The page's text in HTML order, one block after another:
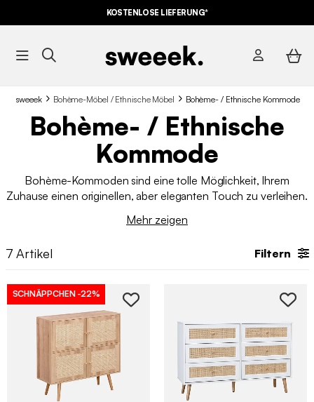
KOSTENLOSE LIEFERUNG*
sweeek Bohème-Möbel / Ethnische Möbel Bohème- / Ethnische Kommode
Bohème- / Ethnische
Kommode
Bohème-Kommoden sind eine tolle Möglichkeit, Ihrem
Zuhause einen originellen, aber eleganten Touch zu verleihen.
Stilen, die von traditionellen Holzmodellen bis hin zu
Stauraum für Kleidung, Bücher und andere Gegenstände. Bei
besten Preis, damit Sie die richtige Wahl treffen können.
Mehr zeigen
7 Artikel Filtern
SCHNÄPPCHEN -22%